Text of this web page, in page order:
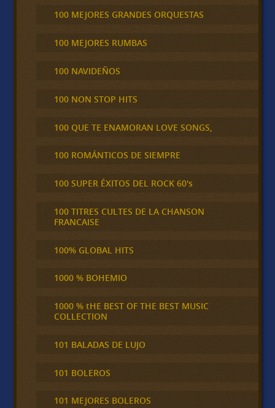
100 MEJORES GRANDES ORQUESTAS
100 MEJORES RUMBAS
100 NAVIDEÑOS
100 NON STOP HITS
100 QUE TE ENAMORAN LOVE SONGS,
100 ROMÁNTICOS DE SIEMPRE
100 SUPER ÉXITOS DEL ROCK 60's
100 TITRES CULTES DE LA CHANSON
FRANCAISE
100% GLOBAL HITS
1000 % BOHEMIO
1000 % tHE BEST OF THE BEST MUSIC
COLLECTION
101 BALADAS DE LUJO
101 BOLEROS
101 MEJORES BOLEROS